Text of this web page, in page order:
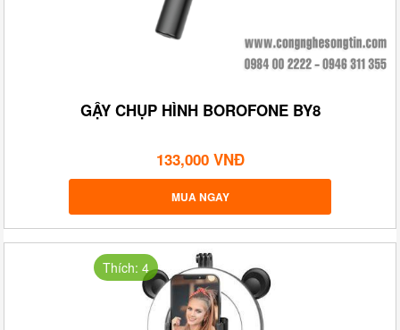
GẬY CHỤP HÌNH BOROFONE BY8
133,000 VNĐ
MUA NGAY
Thích: 4